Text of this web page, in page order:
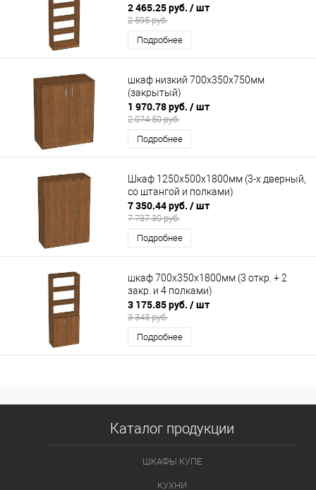
2 465.25 руб. / шт
2 595 руб.
Подробнее
шкаф низкий 700х350х750мм
(закрытый)
1 970.78 руб. / шт
2 074.50 руб.
Подробнее
Шкаф 1250х500х1800мм (3-х дверный,
со штангой и полками)
7 350.44 руб. / шт
7 737.30 руб.
Подробнее
шкаф 700х350х1800мм (3 откр. + 2
закр. и 4 полками)
3 175.85 руб. / шт
3 343 руб.
Подробнее
Каталог продукции
ШКАФЫ КУПЕ
КУХНИ